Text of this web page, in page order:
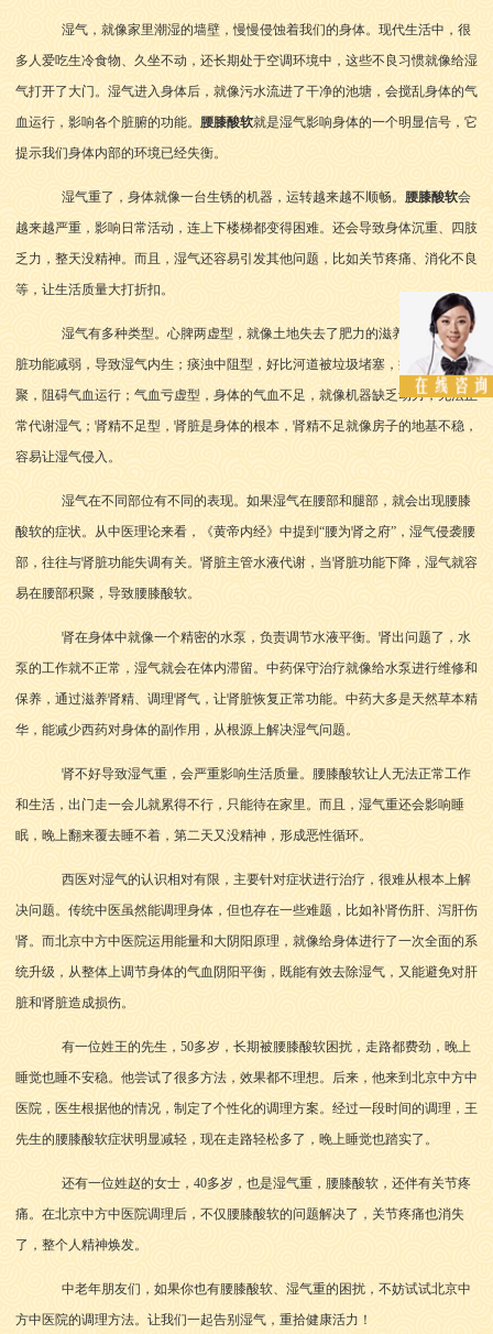
湿气，就像家里潮湿的墙壁，慢慢侵蚀着我们的身体。现代生活中，很
多人爱吃生冷食物、久坐不动，还长期处于空调环境中，这些不良习惯就像给湿
气打开了大门。湿气进入身体后，就像污水流进了干净的池塘，会搅乱身体的气
血运行，影响各个脏腑的功能。 腰膝酸软就是湿气影响身体的一个明显信号，它
提示我们身体内部的环境已经失衡。
湿气重了，身体就像一台生锈的机器，运转越来越不顺畅。 腰膝酸软会
越来越严重，影响日常活动，连上下楼梯都变得困难。还会导致身体沉重、四肢
乏力，整天没精神。而且，湿气还容易引发其他问题，比如关节疼痛、消化不良
等，让生活质量大打折扣。
湿气有多种类型。心脾两虚型，就像土地失去了肥力的滋养，心脏和脾
脏功能减弱，导致湿气内生；痰浊中阻型，好比河道被垃圾堵塞，痰湿在体内积
聚，阻碍气血运行；气血亏虚型，身体的气血不足，就像机器缺乏动力，无法正
常代谢湿气；肾精不足型，肾脏是身体的根本，肾精不足就像房子的地基不稳，
容易让湿气侵入。
湿气在不同部位有不同的表现。如果湿气在腰部和腿部，就会出现腰膝
酸软的症状。从中医理论来看，《黄帝内经》中提到“腰为肾之府”，湿气侵袭腰
部，往往与肾脏功能失调有关。肾脏主管水液代谢，当肾脏功能下降，湿气就容
易在腰部积聚，导致腰膝酸软。
肾在身体中就像一个精密的水泵，负责调节水液平衡。肾出问题了，水
泵的工作就不正常，湿气就会在体内滞留。中药保守治疗就像给水泵进行维修和
保养，通过滋养肾精、调理肾气，让肾脏恢复正常功能。中药大多是天然草本精
华，能减少西药对身体的副作用，从根源上解决湿气问题。
肾不好导致湿气重，会严重影响生活质量。腰膝酸软让人无法正常工作
和生活，出门走一会儿就累得不行，只能待在家里。而且，湿气重还会影响睡
眠，晚上翻来覆去睡不着，第二天又没精神，形成恶性循环。
西医对湿气的认识相对有限，主要针对症状进行治疗，很难从根本上解
决问题。传统中医虽然能调理身体，但也存在一些难题，比如补肾伤肝、泻肝伤
肾。而北京中方中医院运用能量和大阴阳原理，就像给身体进行了一次全面的系
统升级，从整体上调节身体的气血阴阳平衡，既能有效去除湿气，又能避免对肝
脏和肾脏造成损伤。
有一位姓王的先生，50多岁，长期被腰膝酸软困扰，走路都费劲，晚上
睡觉也睡不安稳。他尝试了很多方法，效果都不理想。后来，他来到北京中方中
医院，医生根据他的情况，制定了个性化的调理方案。经过一段时间的调理，王
先生的腰膝酸软症状明显减轻，现在走路轻松多了，晚上睡觉也踏实了。
还有一位姓赵的女士，40多岁，也是湿气重，腰膝酸软，还伴有关节疼
痛。在北京中方中医院调理后，不仅腰膝酸软的问题解决了，关节疼痛也消失
了，整个人精神焕发。
中老年朋友们，如果你也有腰膝酸软、湿气重的困扰，不妨试试北京中
方中医院的调理方法。让我们一起告别湿气，重拾健康活力！